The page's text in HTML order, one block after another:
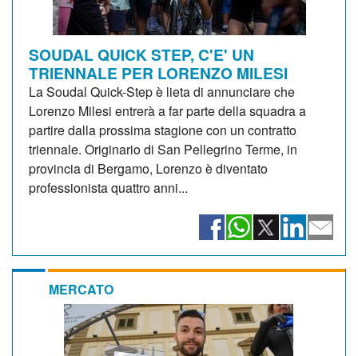
SOUDAL QUICK STEP, C'E' UN
TRIENNALE PER LORENZO MILESI
La Soudal Quick-Step è lieta di annunciare che
Lorenzo Milesi entrerà a far parte della squadra a
partire dalla prossima stagione con un contratto
triennale. Originario di San Pellegrino Terme, in
provincia di Bergamo, Lorenzo è diventato
professionista quattro anni...
MERCATO